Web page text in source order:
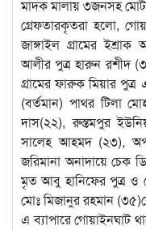
মাদক মালায় ৩জনসহ
গ্রেফতারকৃতরা হলো,
জাঙ্গাইল গ্রামের
আলীর পুত্র হারুন রশীদ
গ্রামের ফারুক মিয়ার
(বর্তমান) পাথর টিলা
দাস(২২), রুস্তমপুর
সালেহ আহমদ (২৩),
জরিমানা অনাদায়ে চেক
মৃত আবু হানিফের পুত্র ও
মোঃ মিজানুর রহমান
এ ব্যাপারে গোয়াইনঘাট